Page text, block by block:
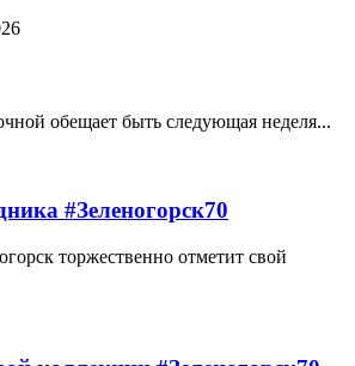
обещает быть следующая неделя...
#Зеленогорск70
торжественно отметит свой